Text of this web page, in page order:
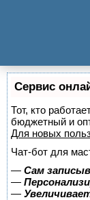
Сервис
Тот, кто
бюджетный и
Для новых
Чат-бот для
— Сам
—
—